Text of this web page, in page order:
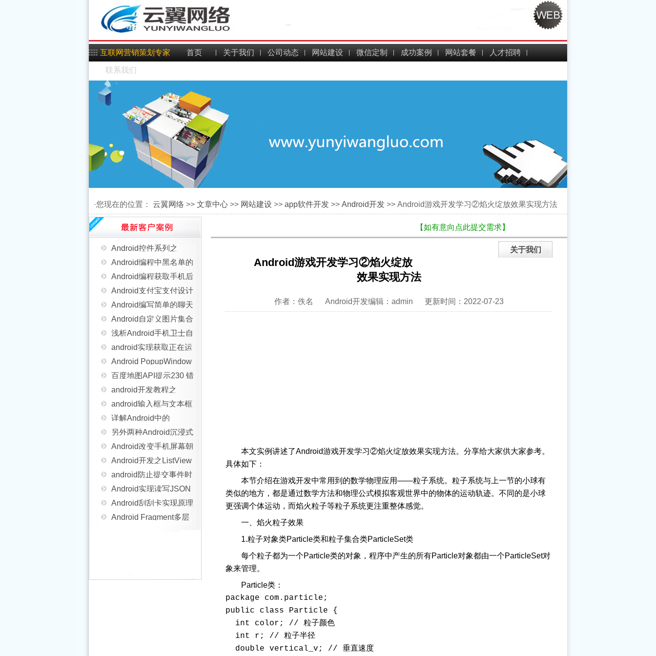
互联网营销策划专家 首页 关于我们 公司动态 网站建设 微信定制 成功案例 网站套餐 人才招聘
联系我们
·您现在的位置： 云翼网络 >> 文章中心 >> 网站建设 >> app软件开发 >> Android开发 >> Android游戏开发学习②焰火绽放效果实现方法
Android实现读写JSON
数据的方法
Android刮刮卡实现原理
Android Fragment多层
嵌套重影问题的解决方
Android ProgressBar进
度条使用详解
Android TextView显示
html样式的文字
Android开发之使用
ExifInterface获取拍照后
的图片属性
Android开发 -- setTag的
妙用和The key must be
an application-specific
resource id 异常
Android实现从相册截图
Android使用VideoView
播放本地视频和网络视
频的方法
Android获取apk签名指
纹的md5值(防止重新被
打包)的实现方法
android support library
怎样删除android的
gallery中的图片实例说
明
Java4Android开发教程
（一）JDK安装与配置
Android控件系列之
Button以及Android监听
器使用介绍
Android编程中黑名单的
实现方法
Android编程获取手机后
台运行服务的方法
Android支付宝支付设计
开发
Android编写简单的聊天
室应用
Android自定义图片集合
浅析Android手机卫士自
定义控件的属性
android实现获取正在运
行的应用程序
Android PopupWindow
用法解析
百度地图API提示230 错
误app scode码校验失败
的解决办法
android开发教程之
switch控件使用示例
android输入框与文本框
加滚动条scrollview示例
详解Android中的
Context抽象类
另外两种Android沉浸式
状态栏实现思路
Android改变手机屏幕朝
向的方法
Android开发之ListView
列表刷新和加载更多实
现方法
android防止提交事件时
触发多个表单中的按钮
Android实现读写JSON
数据的方法
Android刮刮卡实现原理
与代码讲解
Android Fragment多层
Android ProgressBar进
【如有意向点此提交需求】
关于我们
Android游戏开发学习②焰火绽放
效果实现方法
作者：佚名 Android开发编辑：admin 更新时间：2022-07-23
本文实例讲述了Android游戏开发学习②焰火绽放效果实现方法。分享给大家供大家参考。
具体如下：
本节介绍在游戏开发中常用到的数学物理应用——粒子系统。粒子系统与上一节的小球有
类似的地方，都是通过数学方法和物理公式模拟客观世界中的物体的运动轨迹。不同的是小球
更强调个体运动，而焰火粒子等粒子系统更注重整体感觉。
一、焰火粒子效果
1.粒子对象类Particle类和粒子集合类ParticleSet类
每个粒子都为一个Particle类的对象，程序中产生的所有Particle对象都由一个ParticleSet对
象来管理。
Particle类：
package com.particle;
public class Particle {
  int color; // 粒子颜色
  int r; // 粒子半径
  double vertical_v; // 垂直速度